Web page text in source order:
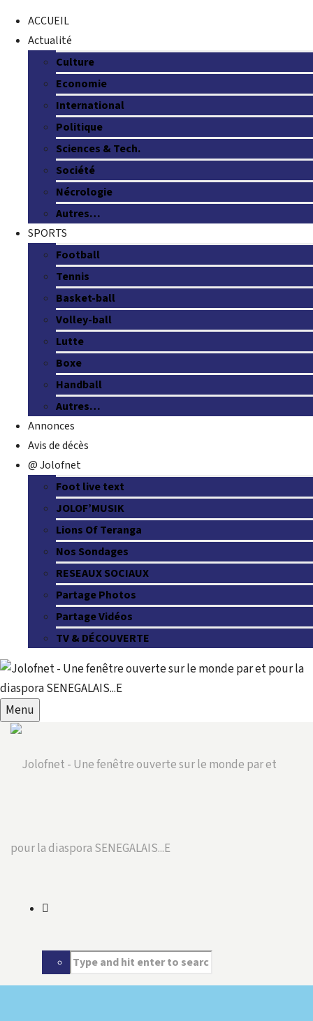
ACCUEIL
Actualité
Culture
Economie
International
Politique
Sciences & Tech.
Société
Nécrologie
Autres…
SPORTS
Football
Tennis
Basket-ball
Volley-ball
Lutte
Boxe
Handball
Autres…
Annonces
Avis de décès
@ Jolofnet
Foot live text
JOLOF’MUSIK
Lions Of Teranga
Nos Sondages
RESEAUX SOCIAUX
Partage Photos
Partage Vidéos
TV & DÉCOUVERTE
Menu